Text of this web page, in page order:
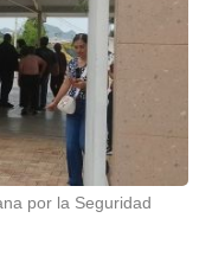
por la Seguridad